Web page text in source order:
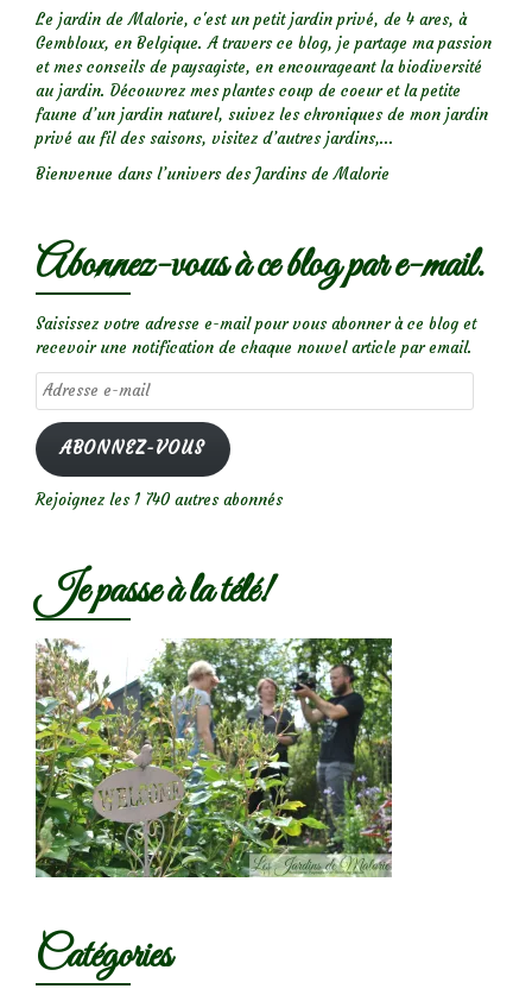
Le jardin de Malorie, c'est un petit jardin privé, de 4 ares, à
Gembloux, en Belgique. A travers ce blog, je partage ma passion
et mes conseils de paysagiste, en encourageant la biodiversité
au jardin. Découvrez mes plantes coup de coeur et la petite
faune d’un jardin naturel, suivez les chroniques de mon jardin
privé au fil des saisons, visitez d’autres jardins,...
Bienvenue dans l’univers des Jardins de Malorie
Abonnez-vous à ce blog par e-mail.
Saisissez votre adresse e-mail pour vous abonner à ce blog et
recevoir une notification de chaque nouvel article par email.
Adresse
e-
mail
ABONNEZ-VOUS
Rejoignez les 1 740 autres abonnés
Je passe à la télé!
Catégories